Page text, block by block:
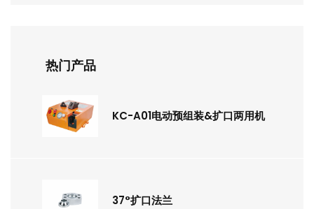
热门产品
KC-A01电动预组装&扩口两用机
37°扩口法兰